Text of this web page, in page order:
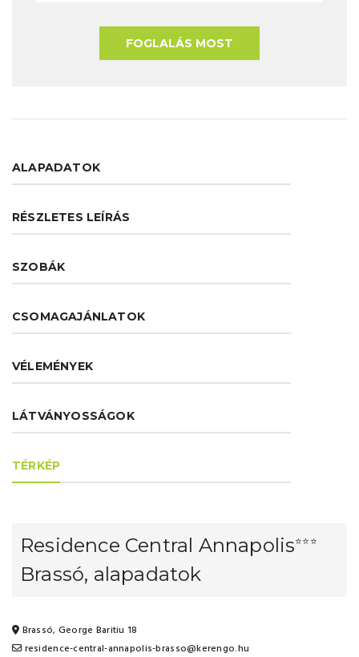
FOGLALÁS MOST
ALAPADATOK
RÉSZLETES LEÍRÁS
SZOBÁK
CSOMAGAJÁNLATOK
VÉLEMÉNYEK
LÁTVÁNYOSSÁGOK
TÉRKÉP
Residence Central Annapolis⭐⭐⭐
Brassó, alapadatok
Brassó, George Baritiu 18
residence-central-annapolis-brasso@kerengo.hu